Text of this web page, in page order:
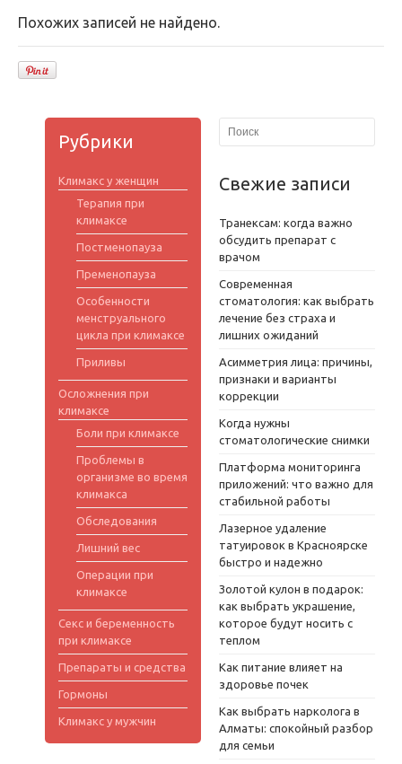
Похожих записей не найдено.
Рубрики
Климакс у женщин
Терапия при
климаксе
Постменопауза
Пременопауза
Особенности
менструального
цикла при климаксе
Приливы
Осложнения при
климаксе
Боли при климаксе
Проблемы в
организме во время
климакса
Обследования
Лишний вес
Операции при
климаксе
Секс и беременность
при климаксе
Препараты и средства
Гормоны
Климакс у мужчин
Свежие записи
Транексам: когда важно
обсудить препарат с
врачом
Современная
стоматология: как выбрать
лечение без страха и
лишних ожиданий
Асимметрия лица: причины,
признаки и варианты
коррекции
Когда нужны
стоматологические снимки
Платформа мониторинга
приложений: что важно для
стабильной работы
Лазерное удаление
татуировок в Красноярске
быстро и надежно
Золотой кулон в подарок:
как выбрать украшение,
которое будут носить с
теплом
Как питание влияет на
здоровье почек
Как выбрать нарколога в
Алматы: спокойный разбор
для семьи